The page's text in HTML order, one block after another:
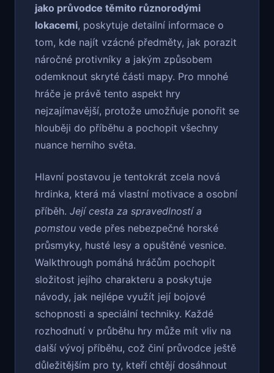
jako průvodce těmito různorodými
lokacemi, poskytuje detailní informace o
tom, kde najít vzácné předměty, jak porazit
náročné protivníky a jakým způsobem
odemknout skryté části mapy. Pro mnohé
hráče je právě tento aspekt hry
nejzajímavější, protože umožňuje ponořit se
hlouběji do příběhu a pochopit všechny
nuance herního světa.
Hlavní postavou je tentokrát zcela nová
hrdinka, která má vlastní motivace a osobní
příběh. Její cesta za spravedlností a
pomstou vede přes nebezpečné horské
průsmyky, husté lesy a opuštěné vesnice.
Walkthrough pomáhá hráčům pochopit
složitost jejího charakteru a poskytuje
návody, jak nejlépe využít její bojové
schopnosti a speciální techniky. Každé
rozhodnutí v průběhu hry může mít vliv na
další vývoj příběhu, což činí průvodce ještě
důležitějším pro ty, kteří chtějí dosáhnout